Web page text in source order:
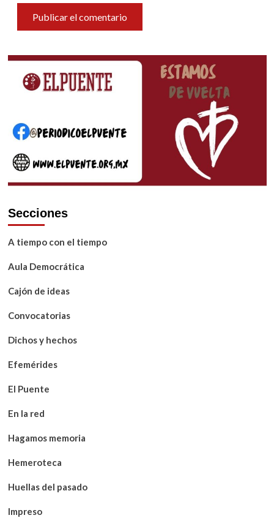
Secciones
A tiempo con el tiempo
Aula Democrática
Cajón de ideas
Convocatorias
Dichos y hechos
Efemérides
El Puente
En la red
Hagamos memoria
Hemeroteca
Huellas del pasado
Impreso